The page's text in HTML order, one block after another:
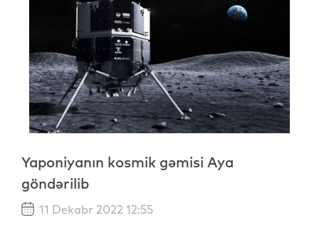
Yaponiyanın kosmik gəmisi Aya
göndərilib
11 Dekabr 2022 12:55